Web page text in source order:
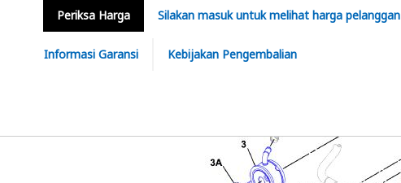
Periksa Harga Silakan masuk untuk melihat harga pelanggan
Informasi Garansi Kebijakan Pengembalian